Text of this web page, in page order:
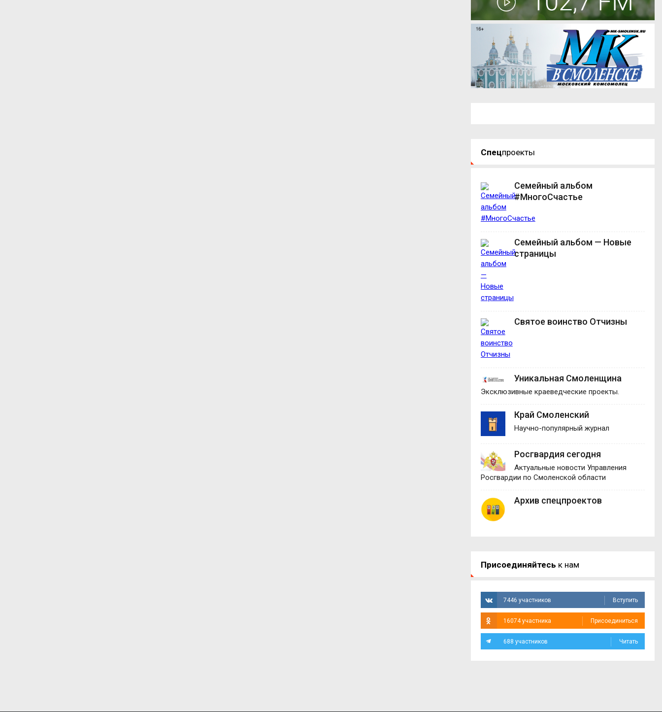
Спецпроекты
Семейный альбом
#МногоСчастье
Семейный альбом — Новые
страницы
Святое воинство Отчизны
Уникальная Смоленщина
Эксклюзивные краеведческие проекты.
Край Смоленский
Научно-популярный журнал
Росгвардия сегодня
Актуальные новости Управления
Росгвардии по Смоленской области
Архив спецпроектов
Присоединяйтесь к нам
7446 участников Вступить
16074 участника Присоединиться
688 участников Читать